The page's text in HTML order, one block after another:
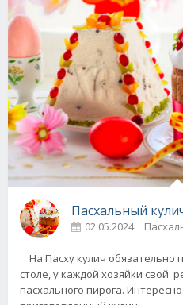
Пасхальный
02.05.2024
На Пасху кулич обязательно
столе, у каждой хозяйки свой
пасхального пирога.